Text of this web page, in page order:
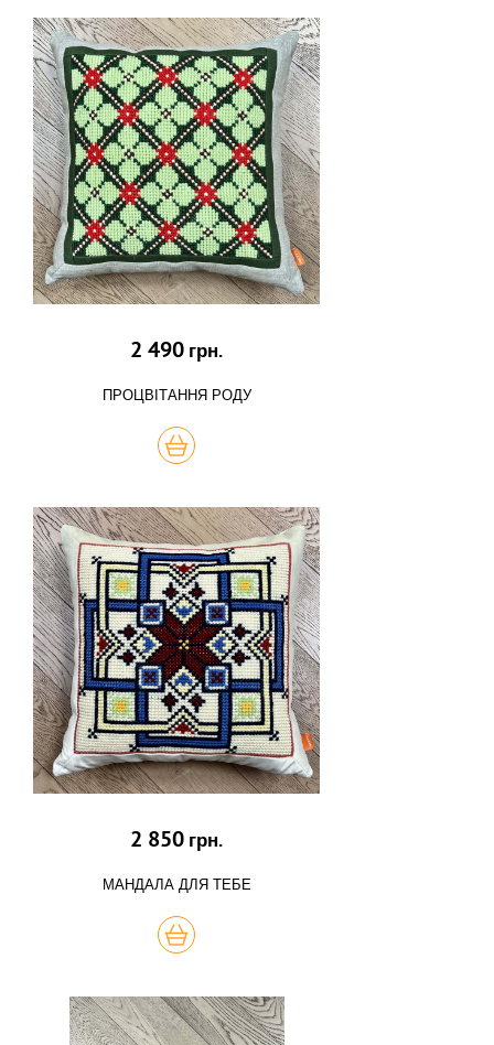
2 490 грн.
ПРОЦВІТАННЯ РОДУ
КУПИТЬ
2 850 грн.
МАНДАЛА ДЛЯ ТЕБЕ
КУПИТЬ